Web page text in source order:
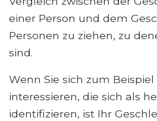
einer Person und dem
Personen zu ziehen, zu
sind.
Wenn Sie sich zum
interessieren, die sich als
identifizieren, ist Ihr